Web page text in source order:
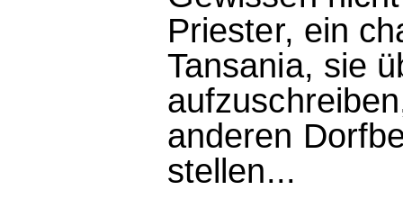
Priester, ein
Tansania, sie
anderen
stellen...